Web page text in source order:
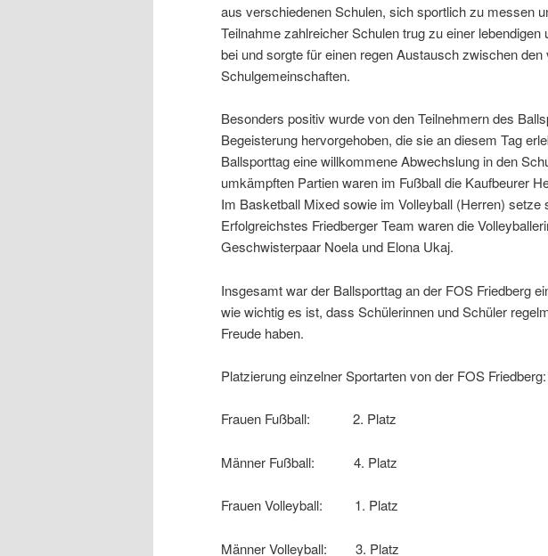
aus verschiedenen Schulen, sich sportlich zu messen
Teilnahme zahlreicher Schulen trug zu einer
bei und sorgte für einen regen Austausch zwischen
Schulgemeinschaften.
Besonders positiv wurde von den Teilnehmern des
Begeisterung hervorgehoben, die sie an diesem Tag
Ballsporttag eine willkommene Abwechslung in den
umkämpften Partien waren im Fußball die Kaufbeurer
Im Basketball Mixed sowie im Volleyball (Herren)
Erfolgreichstes Friedberger Team waren die
Geschwisterpaar Noela und Elona Ukaj.
Insgesamt war der Ballsporttag an der FOS Friedberg
wie wichtig es ist, dass Schülerinnen und Schüler
Freude haben.
Platzierung einzelner Sportarten von der
Frauen Fußball:
Männer Fußball: 4.
Frauen Volleyball: 1. Platz
Männer Volleyball: 3. Platz